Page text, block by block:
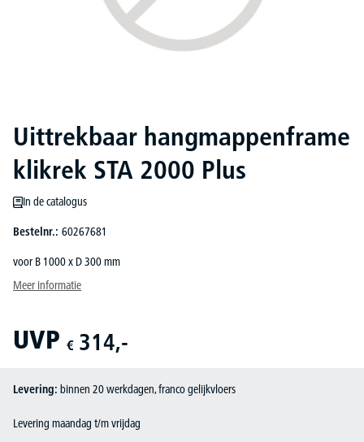
Uittrekbaar hangmappenframe
klikrek STA 2000 Plus
In de catalogus
Bestelnr.: 60267681
voor B 1000 x D 300 mm
Meer informatie
UVP € 314,-
Levering: binnen 20 werkdagen, franco gelijkvloers
Levering maandag t/m vrijdag